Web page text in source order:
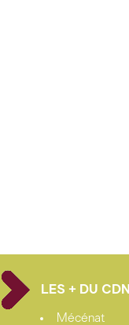
LES + DU CDN
Mécénat